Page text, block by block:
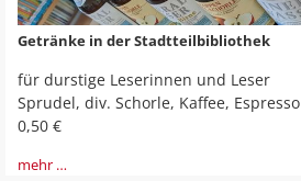
Getränke in der Stadtteilbibliothek
für durstige Leserinnen und Leser
Sprudel, div. Schorle, Kaffee, Espresso
0,50 €
mehr …